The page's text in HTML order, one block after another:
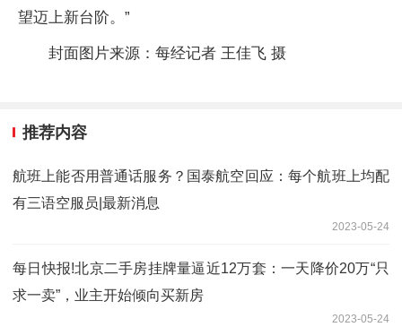
望迈上新台阶。”
封面图片来源：每经记者 王佳飞 摄
推荐内容
航班上能否用普通话服务？国泰航空回应：每个航班上均配
有三语空服员|最新消息
2023-05-24
每日快报!北京二手房挂牌量逼近12万套：一天降价20万“只
求一卖”，业主开始倾向买新房
2023-05-24